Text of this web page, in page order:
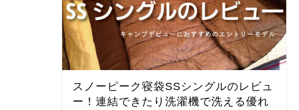
スノーピーク寝袋SSシングルのレビュ
ー！連結できたり洗濯機で洗える優れ